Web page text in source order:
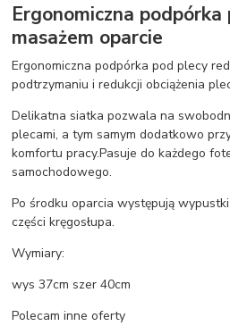
Ergonomiczna podpórka
masażem oparcie
Ergonomiczna podpórka pod plecy
podtrzymaniu i redukcji obciążenia
Delikatna siatka pozwala na
plecami, a tym samym dodatkowo
komfortu pracy.Pasuje do każdego
samochodowego.
Po środku oparcia występują
części kręgosłupa.
Wymiary:
wys 37cm szer 40cm
Polecam inne oferty